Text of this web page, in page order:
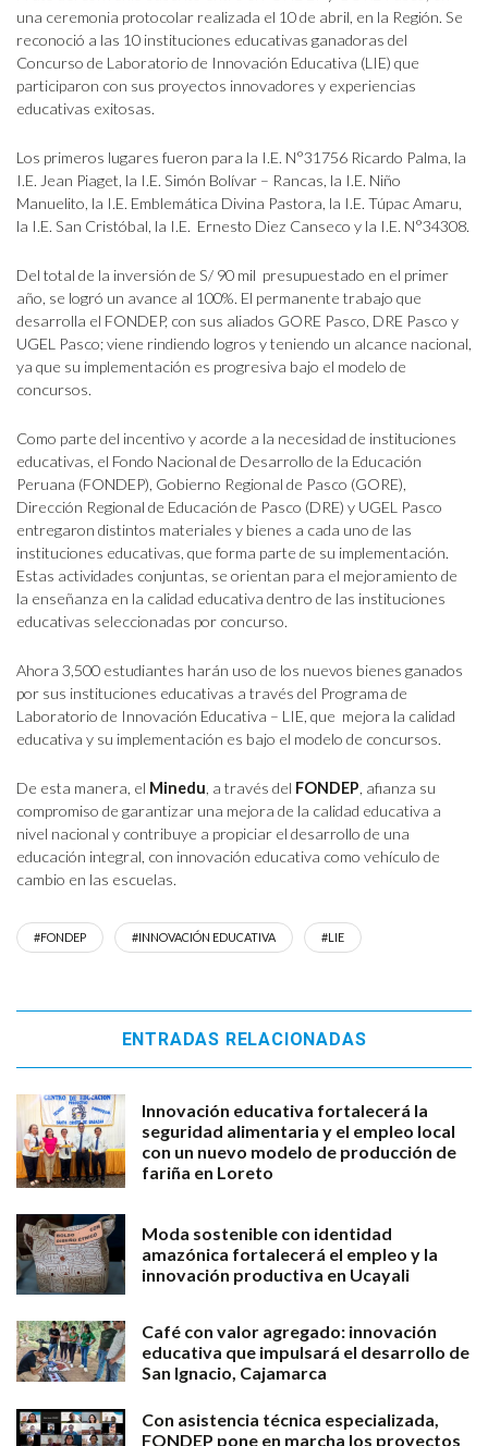
una ceremonia protocolar realizada el 10 de abril, en la Región. Se
reconoció a las 10 instituciones educativas ganadoras del
Concurso de Laboratorio de Innovación Educativa (LIE) que
participaron con sus proyectos innovadores y experiencias
educativas exitosas.
Los primeros lugares fueron para la I.E. N°31756 Ricardo Palma, la
I.E. Jean Piaget, la I.E. Simón Bolívar – Rancas, la I.E. Niño
Manuelito, la I.E. Emblemática Divina Pastora, la I.E. Túpac Amaru,
la I.E. San Cristóbal, la I.E. Ernesto Diez Canseco y la I.E. N°34308.
Del total de la inversión de S/ 90 mil presupuestado en el primer
año, se logró un avance al 100%. El permanente trabajo que
desarrolla el FONDEP, con sus aliados GORE Pasco, DRE Pasco y
UGEL Pasco; viene rindiendo logros y teniendo un alcance nacional,
ya que su implementación es progresiva bajo el modelo de
concursos.
Como parte del incentivo y acorde a la necesidad de instituciones
educativas, el Fondo Nacional de Desarrollo de la Educación
Peruana (FONDEP), Gobierno Regional de Pasco (GORE),
Dirección Regional de Educación de Pasco (DRE) y UGEL Pasco
entregaron distintos materiales y bienes a cada uno de las
instituciones educativas, que forma parte de su implementación.
Estas actividades conjuntas, se orientan para el mejoramiento de
la enseñanza en la calidad educativa dentro de las instituciones
educativas seleccionadas por concurso.
Ahora 3,500 estudiantes harán uso de los nuevos bienes ganados
por sus instituciones educativas a través del Programa de
Laboratorio de Innovación Educativa – LIE, que mejora la calidad
educativa y su implementación es bajo el modelo de concursos.
De esta manera, el Minedu , a través del FONDEP , afianza su
compromiso de garantizar una mejora de la calidad educativa a
nivel nacional y contribuye a propiciar el desarrollo de una
educación integral, con innovación educativa como vehículo de
cambio en las escuelas.
#FONDEP #INNOVACIÓN EDUCATIVA #LIE
ENTRADAS RELACIONADAS
Innovación educativa fortalecerá la
seguridad alimentaria y el empleo local
con un nuevo modelo de producción de
fariña en Loreto
Moda sostenible con identidad
amazónica fortalecerá el empleo y la
innovación productiva en Ucayali
Café con valor agregado: innovación
educativa que impulsará el desarrollo de
San Ignacio, Cajamarca
Con asistencia técnica especializada,
FONDEP pone en marcha los proyectos